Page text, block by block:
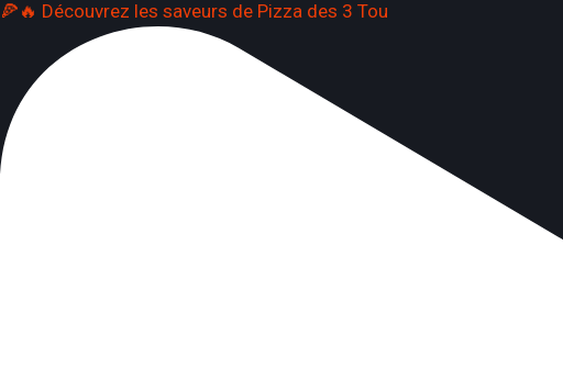
🍕🔥 Découvrez les saveurs de Pizza des 3 Tou